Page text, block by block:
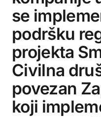
se
podršku
projekta
Civilna
povezan
koji